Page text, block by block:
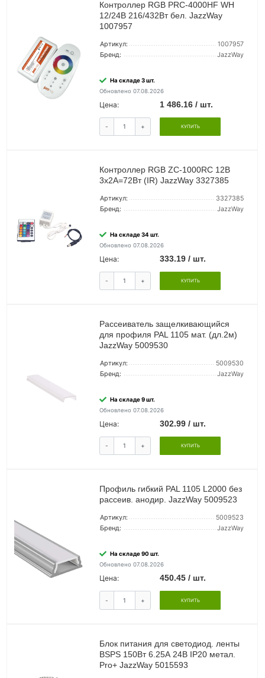
Контроллер RGB PRC-4000HF WH
12/24В 216/432Вт бел. JazzWay
1007957
Артикул:
1007957
Бренд:
JazzWay
На складе 3 шт.
Обновлено 07.08.2026
Цена: 1 486.16 / шт.
- + КУПИТЬ
Контроллер RGB ZC-1000RC 12В
3х2А=72Вт (IR) JazzWay 3327385
Артикул:
3327385
Бренд:
JazzWay
На складе 34 шт.
Обновлено 07.08.2026
Цена: 333.19 / шт.
- + КУПИТЬ
Рассеиватель защелкивающийся
для профиля PAL 1105 мат. (дл.2м)
JazzWay 5009530
Артикул:
5009530
Бренд:
JazzWay
На складе 9 шт.
Обновлено 07.08.2026
Цена: 302.99 / шт.
- + КУПИТЬ
Профиль гибкий PAL 1105 L2000 без
рассеив. анодир. JazzWay 5009523
Артикул:
5009523
Бренд:
JazzWay
На складе 90 шт.
Обновлено 07.08.2026
Цена: 450.45 / шт.
- + КУПИТЬ
Блок питания для светодиод. ленты
BSPS 150Вт 6.25А 24В IP20 метал.
Pro+ JazzWay 5015593